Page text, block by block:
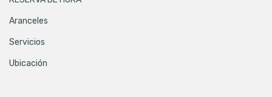
Aranceles
Servicios
Ubicación